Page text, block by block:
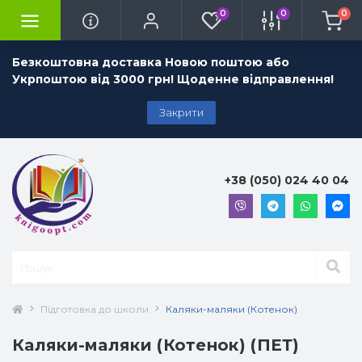
Безкоштовна доставка Новою поштою або
Укрпоштою від 3000 грн! Щоденне відправлення!
Закрити
0 0 0
+38 (050) 024 40 04
Підготовка до школи Каляки-маляки (Котенок)
Каляки-маляки (Котенок) (ПЕТ)